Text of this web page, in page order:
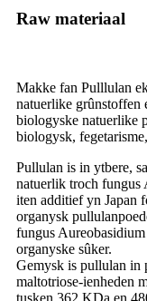
Raw materiaal
Makke fan Pulllulan
natuerlike grûnstoffen
biologyske natuerlike
biologysk,
Pullulan is in ytbere,
natuerlik troch fungus
iten additief yn Japan
organysk
fungus
organyske sûker.
Gemysk is pullulan in
maltotriose-ienheden
tusken 362 KDa en